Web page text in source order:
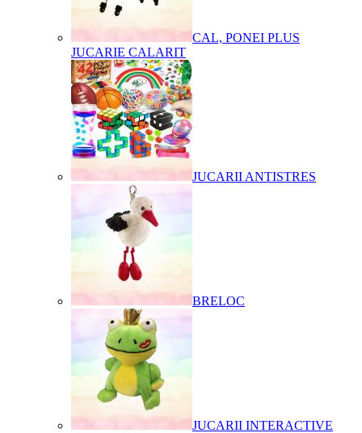
CAL, PONEI PLUS
JUCARIE CALARIT
JUCARII ANTISTRES
BRELOC
JUCARII INTERACTIVE